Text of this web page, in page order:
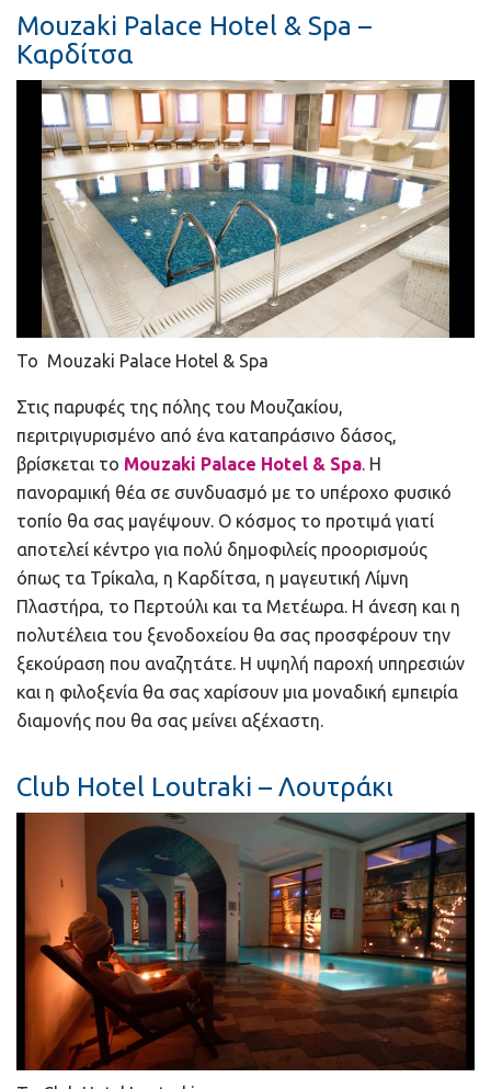
Mouzaki Palace Hotel & Spa –
Καρδίτσα
Το Mouzaki Palace Hotel & Spa
Στις παρυφές της πόλης του Μουζακίου,
περιτριγυρισμένο από ένα καταπράσινο δάσος,
βρίσκεται το Mouzaki Palace Hotel & Spa. Η
πανοραμική θέα σε συνδυασμό με το υπέροχο φυσικό
τοπίο θα σας μαγέψουν. Ο κόσμος το προτιμά γιατί
αποτελεί κέντρο για πολύ δημοφιλείς προορισμούς
όπως τα Τρίκαλα, η Καρδίτσα, η μαγευτική Λίμνη
Πλαστήρα, το Περτούλι και τα Μετέωρα. Η άνεση και η
πολυτέλεια του ξενοδοχείου θα σας προσφέρουν την
ξεκούραση που αναζητάτε. Η υψηλή παροχή υπηρεσιών
και η φιλοξενία θα σας χαρίσουν μια μοναδική εμπειρία
διαμονής που θα σας μείνει αξέχαστη.
Club Hotel Loutraki – Λουτράκι